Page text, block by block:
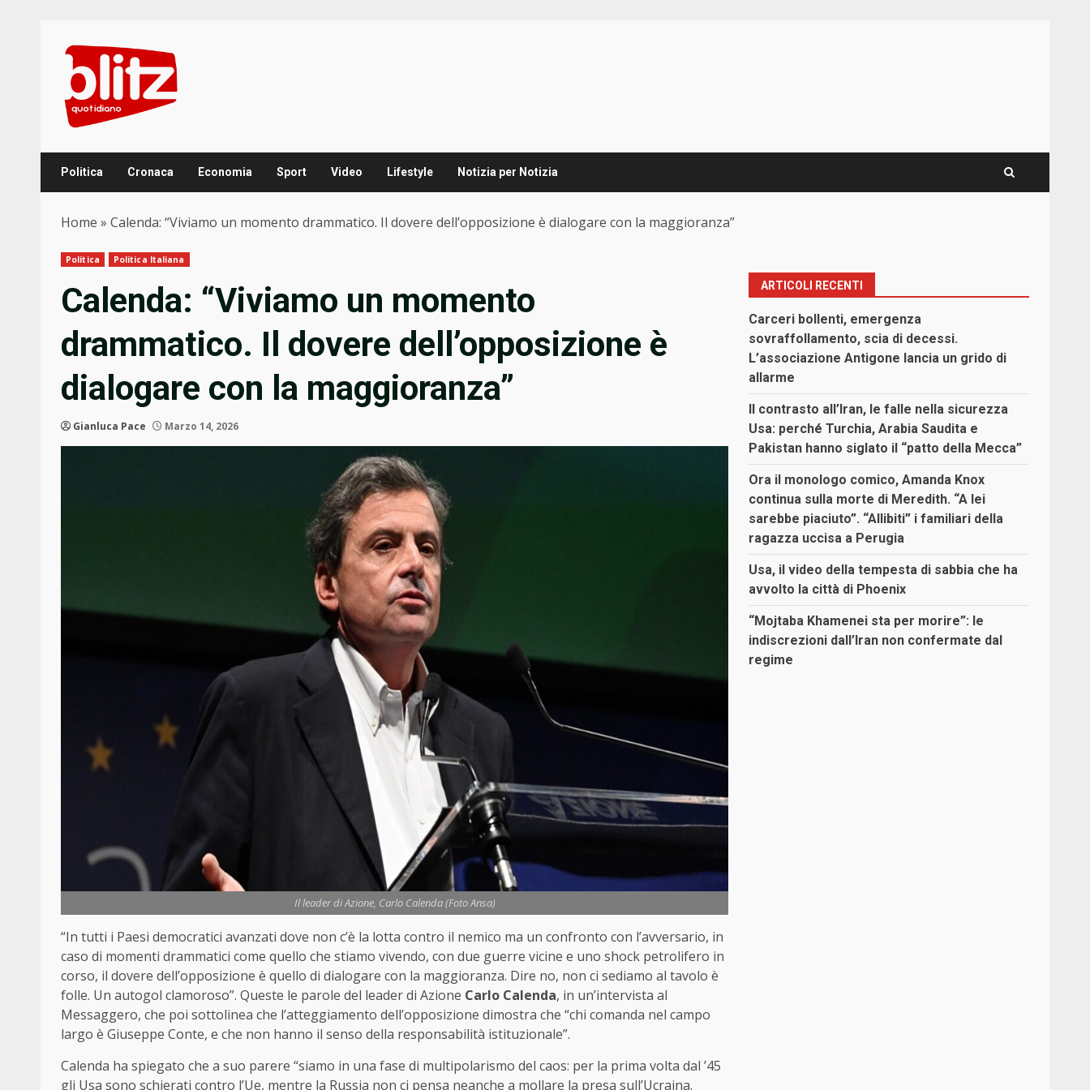
content
Politica Cronaca Economia Sport Video Lifestyle Notizia per Notizia
Home » Calenda: “Viviamo un momento drammatico. Il dovere dell’opposizione è dialogare con la maggioranza”
Politica Politica Italiana
Calenda: “Viviamo un momento
drammatico. Il dovere dell’opposizione è
dialogare con la maggioranza”
Gianluca Pace Marzo 14, 2026
Il leader di Azione, Carlo Calenda (Foto Ansa)
“In tutti i Paesi democratici avanzati dove non c’è la lotta contro il nemico ma un confronto con l’avversario, in
caso di momenti drammatici come quello che stiamo vivendo, con due guerre vicine e uno shock petrolifero in
corso, il dovere dell’opposizione è quello di dialogare con la maggioranza. Dire no, non ci sediamo al tavolo è
folle. Un autogol clamoroso”. Queste le parole del leader di Azione Carlo Calenda, in un’intervista al
Messaggero, che poi sottolinea che l’atteggiamento dell’opposizione dimostra che “chi comanda nel campo
largo è Giuseppe Conte, e che non hanno il senso della responsabilità istituzionale”.
Calenda ha spiegato che a suo parere “siamo in una fase di multipolarismo del caos: per la prima volta dal ’45
gli Usa sono schierati contro l’Ue, mentre la Russia non ci pensa neanche a mollare la presa sull’Ucraina.
ARTICOLI RECENTI
Carceri bollenti, emergenza
sovraffollamento, scia di decessi.
L’associazione Antigone lancia un grido di
allarme
Il contrasto all’Iran, le falle nella sicurezza
Usa: perché Turchia, Arabia Saudita e
Pakistan hanno siglato il “patto della Mecca”
Ora il monologo comico, Amanda Knox
continua sulla morte di Meredith. “A lei
sarebbe piaciuto”. “Allibiti” i familiari della
ragazza uccisa a Perugia
Usa, il video della tempesta di sabbia che ha
avvolto la città di Phoenix
“Mojtaba Khamenei sta per morire”: le
indiscrezioni dall’Iran non confermate dal
regime